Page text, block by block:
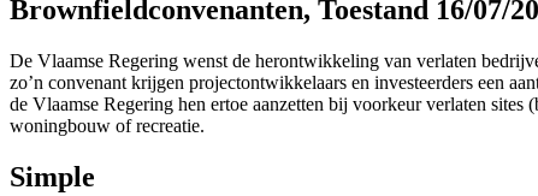
Brownfieldconvenanten, Toestand 16/07/
De Vlaamse Regering wenst de herontwikkeling van verlaten
zo’n convenant krijgen projectontwikkelaars en investeerders een
de Vlaamse Regering hen ertoe aanzetten bij voorkeur verlaten
woningbouw of recreatie.
Simple